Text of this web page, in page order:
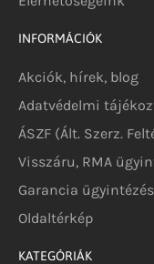
INFORMÁCIÓK
Akciók, hírek, blog
Adatvédelmi
ÁSZF (Ált. Szerz.
Visszáru, RMA
Garancia ügyintézés
Oldaltérkép
KATEGÓRIÁK